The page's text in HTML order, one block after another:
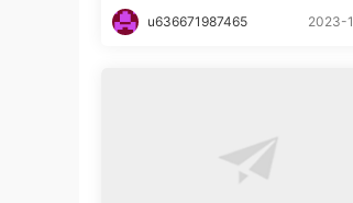
u636671987465 2023-